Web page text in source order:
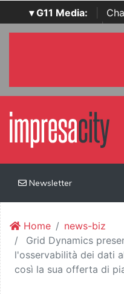
▾ G11 Media:
SecurityOpenLab |
Newsletter
Home
news-biz
Grid Dynamics
l'osservabilità dei dati
così la sua offerta di